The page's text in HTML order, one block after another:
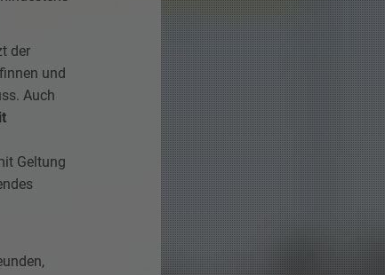
der
und
Auch
Geltung